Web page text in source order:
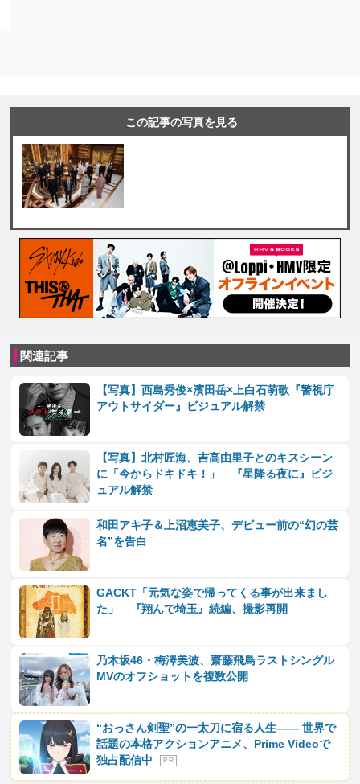
この記事の写真を見る
関連記事
【写真】西島秀俊×濱田岳×上白石萌歌『警視庁
アウトサイダー』ビジュアル解禁
【写真】北村匠海、吉高由里子とのキスシーン
に「今からドキドキ！」 『星降る夜に』ビジ
ュアル解禁
和田アキ子＆上沼恵美子、デビュー前の“幻の芸
名”を告白
GACKT「元気な姿で帰ってくる事が出来まし
た」 『翔んで埼玉』続編、撮影再開
乃木坂46・梅澤美波、齋藤飛鳥ラストシングル
MVのオフショットを複数公開
“おっさん剣聖”の一太刀に宿る人生―― 世界で
話題の本格アクションアニメ、Prime Videoで
独占配信中
P R